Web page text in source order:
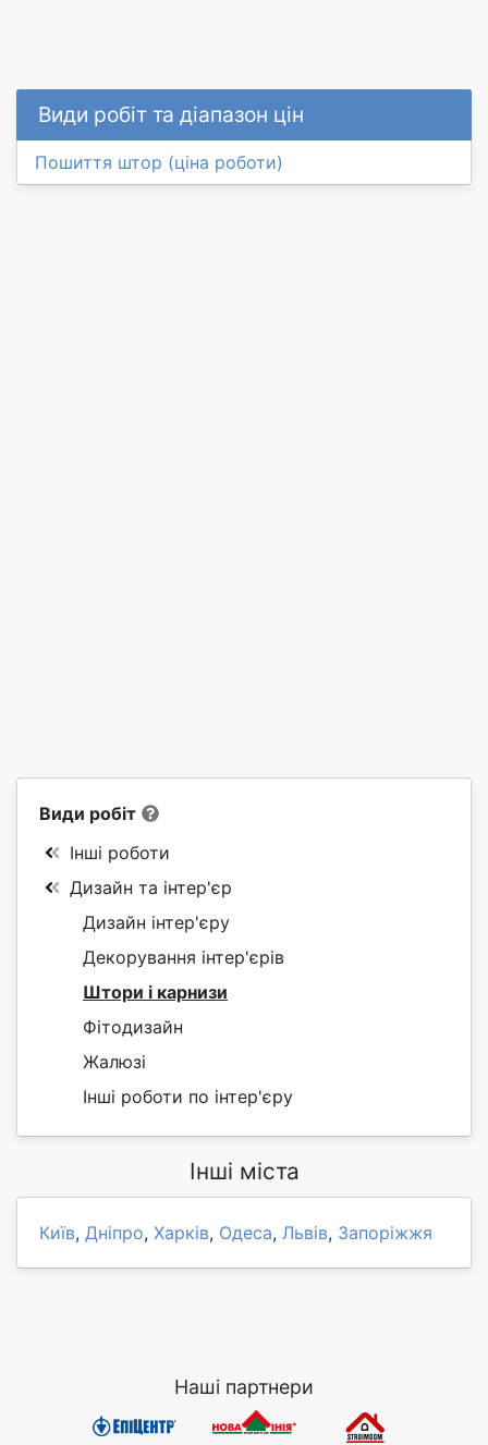
Види робіт та діапазон цін
Пошиття штор (ціна роботи)
Види робіт
Інші роботи
Дизайн та інтер'єр
Дизайн інтер'єру
Декорування інтер'єрів
Штори і карнизи
Фітодизайн
Жалюзі
Інші роботи по інтер'єру
Інші міста
Київ, Дніпро, Харків, Одеса, Львів, Запоріжжя
Наші партнери